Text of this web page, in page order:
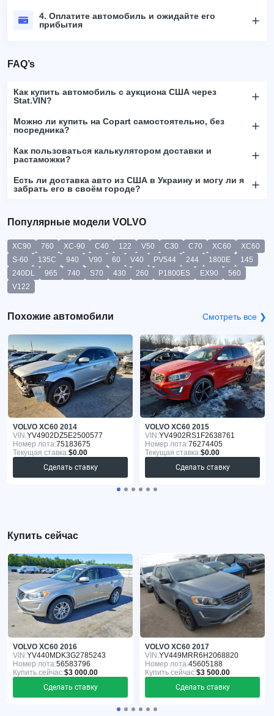
4. Оплатите автомобиль и ожидайте его
прибытия
FAQ’s
Как купить автомобиль с аукциона США через
Stat.VIN?
Можно ли купить на Copart самостоятельно, без
посредника?
Как пользоваться калькулятором доставки и
растаможки?
Есть ли доставка авто из США в Украину и могу ли я
забрать его в своём городе?
Популярные модели VOLVO
XC90 760 XC-90 C40 122 V50 C30 C70 XC60
XC60
S-60
135C 940 V90 60 V40 PV544 244 1800E
145
240DL
965 740 S70 430 260 P1800ES EX90
560
V122
Похожие автомобили Смотреть все ❯
VOLVO XC60 2014
VIN:YV4902DZ5E2500577
Номер лота:75183675
Текущая ставка:$0.00
Сделать ставку
VOLVO XC60 2015
VIN:YV4902RS1F2638761
Номер лота:76274405
Текущая ставка:$0.00
Сделать ставку
Купить сейчас
VOLVO XC60 2016
VIN:YV440MDK3G2785243
Номер лота:56583796
Купить сейчас:$3 000.00
Сделать ставку
VOLVO XC60 2017
VIN:YV449MRR6H2068820
Номер лота:45605188
Купить сейчас:$3 500.00
Сделать ставку